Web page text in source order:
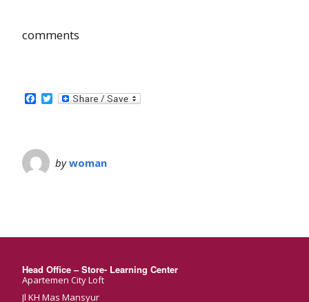
comments
Facebook
Twitter
bywoman
Head Office – Store- Learning Center
Apartemen City Loft
Jl KH Mas Mansyur